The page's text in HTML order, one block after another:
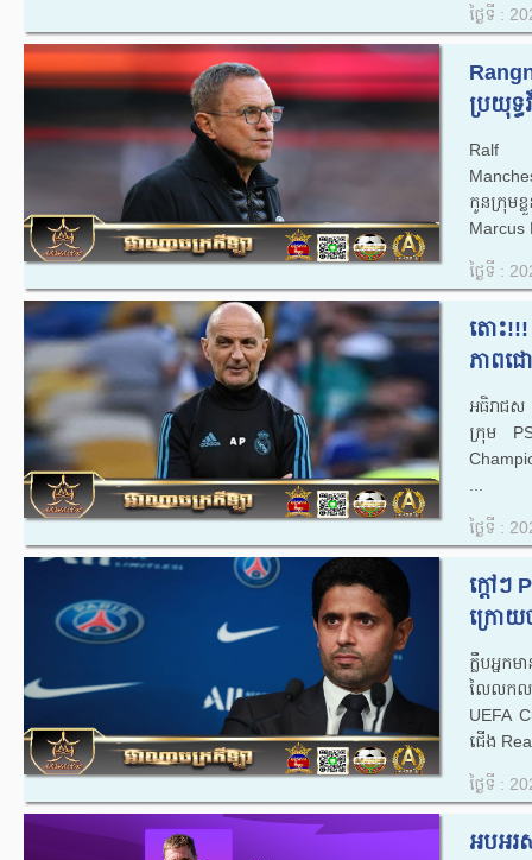
ថ្ងៃទី :
ប្រយុទ្ធ
Ralf
កូនក្រុមខ្
Marcus
ថ្ងៃទី :
តោះ!!!
ភាពជ
អធិរាជ
ក្រុម
...
ថ្ងៃទី :
ក្តៅៗ
ក្រោយ
ក្លឹបអ្នក
លៃលកលក់
UEFA
ជើង
ថ្ងៃទី :
អបអរ